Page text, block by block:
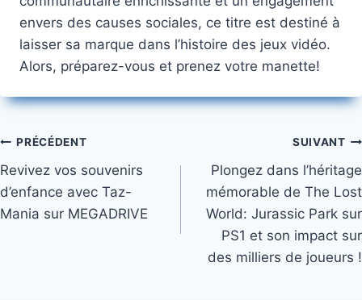
envers des causes sociales, ce titre est destiné à
laisser sa marque dans l’histoire des jeux vidéo.
Alors, préparez-vous et prenez votre manette!
Navigation
de
l’article
PRÉCÉDENT
Revivez vos souvenirs
d’enfance avec Taz-
Mania sur MEGADRIVE
SUIVANT
Plongez dans l’héritage
mémorable de The Lost
World: Jurassic Park sur
PS1 et son impact sur
des milliers de joueurs !